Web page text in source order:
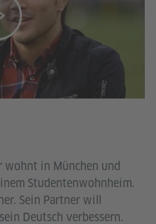
wohnt in München und
Studentenwohnheim.
Sein Partner will
Deutsch verbessern.